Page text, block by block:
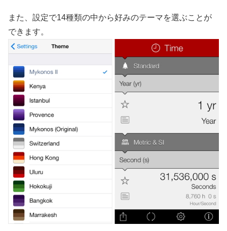
また、設定で14種類の中から好みのテーマを選ぶことが
できます。